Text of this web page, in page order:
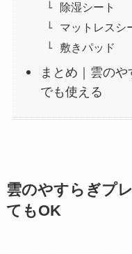
除湿シート
マットレスシ
敷きパッド
まとめ｜雲の
でも使える
雲のやすらぎプ
てもOK